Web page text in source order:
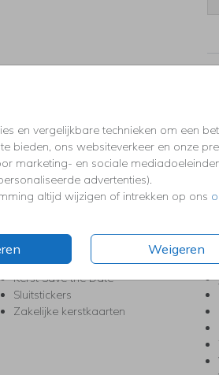
en vergelijkbare technieken om een
bieden, ons websiteverkeer en onze
marketing- en sociale
advertenties).
altijd wijzigen of intrekken op ons
Weigeren
Kerstkaarten
Kerstborrel uitnodigingen
Kerstdiner uitnodigingen
Kerst-verhuiskaarten
Nieuwjaarskaarten
Kerst Save the Date
Sluitstickers
Zakelijke kerstkaarten